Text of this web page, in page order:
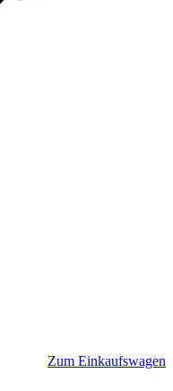
Zum Einkaufswagen